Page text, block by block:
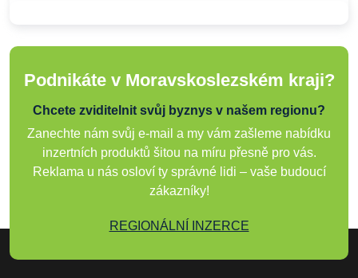
Podnikáte v Moravskoslezském kraji?
Chcete zviditelnit svůj byznys v našem regionu?
Zanechte nám svůj e-mail a my vám zašleme nabídku
inzertních produktů šitou na míru přesně pro vás.
Reklama u nás osloví ty správné lidi – vaše budoucí
zákazníky!
REGIONÁLNÍ INZERCE